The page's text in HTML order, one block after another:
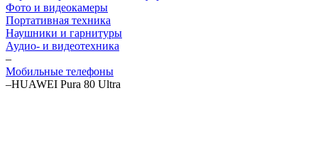
Фото и видеокамеры
Портативная техника
Наушники и гарнитуры
Аудио- и видеотехника
–
Мобильные телефоны
–HUAWEI Pura 80 Ultra